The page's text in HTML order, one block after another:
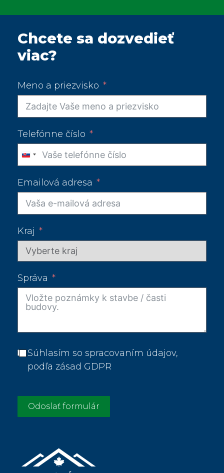
Chcete sa dozvedieť
viac?
Meno a priezvisko
Telefónne číslo
Slovakia
Emailová adresa
Kraj
Správa
Súhlasím so spracovaním údajov,
podľa zásad GDPR
Odoslať formulár